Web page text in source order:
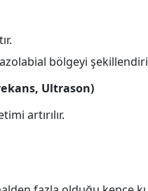
bölgeyi
Ultrason)
artırılır.